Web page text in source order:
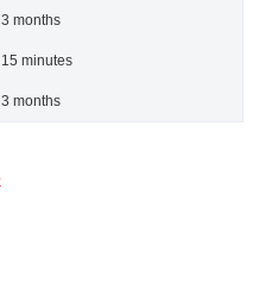
3 months
15 minutes
3 months